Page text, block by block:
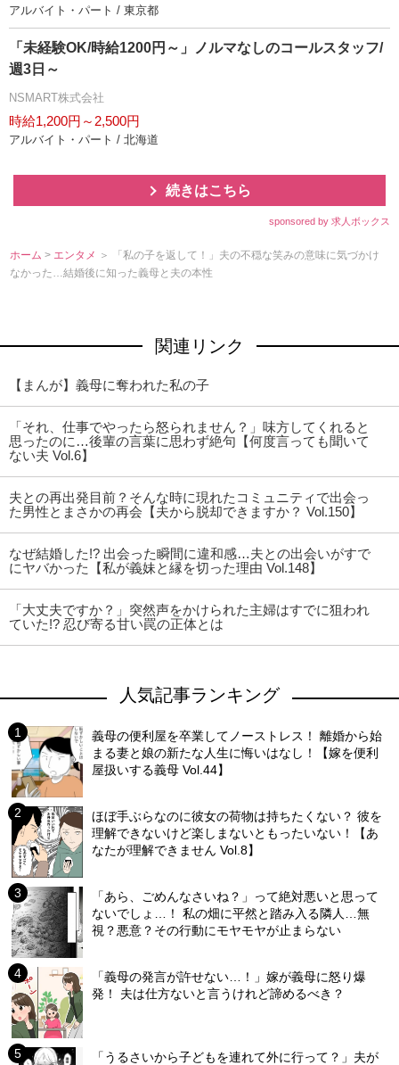
アルバイト・パート / 東京都
「未経験OK/時給1200円～」ノルマなしのコールスタッフ/
週3日～
NSMART株式会社
時給1,200円～2,500円
アルバイト・パート / 北海道
続きはこちら
sponsored by 求人ボックス
ホーム > エンタメ ＞ 「私の子を返して！」夫の不穏な笑みの意味に気づかけ
なかった…結婚後に知った義母と夫の本性
関連リンク
【まんが】義母に奪われた私の子
「それ、仕事でやったら怒られません？」味方してくれると
思ったのに…後輩の言葉に思わず絶句【何度言っても聞いて
ない夫 Vol.6】
夫との再出発目前？そんな時に現れたコミュニティで出会っ
た男性とまさかの再会【夫から脱却できますか？ Vol.150】
なぜ結婚した!? 出会った瞬間に違和感…夫との出会いがすで
にヤバかった【私が義妹と縁を切った理由 Vol.148】
「大丈夫ですか？」突然声をかけられた主婦はすでに狙われ
ていた!? 忍び寄る甘い罠の正体とは
人気記事ランキング
義母の便利屋を卒業してノーストレス！ 離婚から始
まる妻と娘の新たな人生に悔いはなし！【嫁を便利
屋扱いする義母 Vol.44】
ほぼ手ぶらなのに彼女の荷物は持ちたくない？ 彼を
理解できないけど楽しまないともったいない！【あ
なたが理解できません Vol.8】
「あら、ごめんなさいね？」って絶対悪いと思って
ないでしょ…！ 私の畑に平然と踏み入る隣人…無
視？悪意？その行動にモヤモヤが止まらない
「義母の発言が許せない…！」嫁が義母に怒り爆
発！ 夫は仕方ないと言うけれど諦めるべき？
「うるさいから子どもを連れて外に行って？」夫が